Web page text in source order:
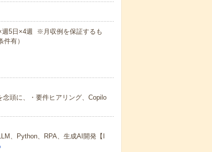
5日×4週 ※月収例を保証するも
有）
頭に、・要件ヒアリング、Copilo
、Python、RPA、生成AI開発【I